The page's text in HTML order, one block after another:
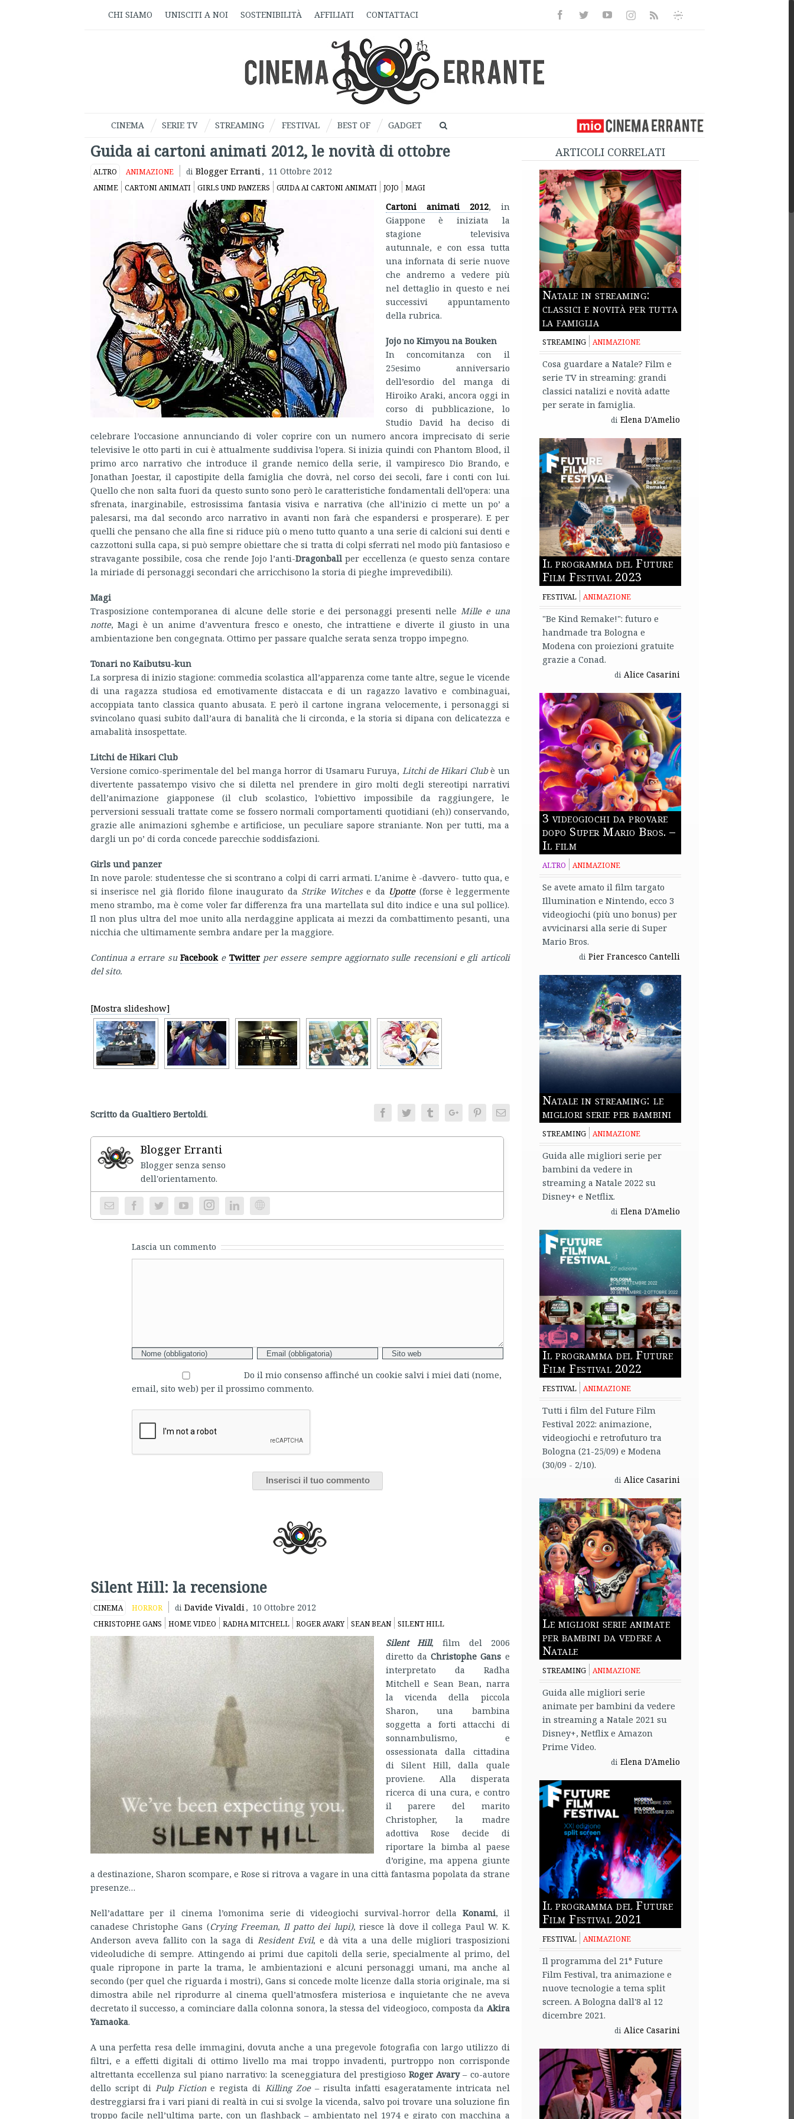
CHI SIAMO UNISCITI A NOI SOSTENIBILITÀ AFFILIATI CONTATTACI FacebookTwitterYoutubeInstagramRss
Informativa
CINEMA SERIE TV STREAMING FESTIVAL BEST OF GADGET
Guida ai cartoni animati 2012, le novità di ottobre
ALTRO ANIMAZIONE di Blogger Erranti, 11 Ottobre 2012
ANIME CARTONI ANIMATI GIRLS UND PANZERS GUIDA AI CARTONI ANIMATI JOJO MAGI
Cartoni animati 2012, in
Giappone è iniziata la
stagione televisiva
autunnale, e con essa tutta
una infornata di serie nuove
che andremo a vedere più
nel dettaglio in questo e nei
successivi appuntamento
della rubrica.
Jojo no Kimyou na Bouken
In concomitanza con il
25esimo anniversario
dell’esordio del manga di
Hiroiko Araki, ancora oggi in
corso di pubblicazione, lo
Studio David ha deciso di
celebrare l’occasione annunciando di voler coprire con un numero ancora imprecisato di serie
televisive le otto parti in cui è attualmente suddivisa l’opera. Si inizia quindi con Phantom Blood, il
primo arco narrativo che introduce il grande nemico della serie, il vampiresco Dio Brando, e
Jonathan Joestar, il capostipite della famiglia che dovrà, nel corso dei secoli, fare i conti con lui.
Quello che non salta fuori da questo sunto sono però le caratteristiche fondamentali dell’opera: una
sfrenata, inarginabile, estrosissima fantasia visiva e narrativa (che all’inizio ci mette un po’ a
palesarsi, ma dal secondo arco narrativo in avanti non farà che espandersi e prosperare). E per
quelli che pensano che alla fine si riduce più o meno tutto quanto a una serie di calcioni sui denti e
cazzottoni sulla capa, si può sempre obiettare che si tratta di colpi sferrati nel modo più fantasioso e
stravagante possibile, cosa che rende Jojo l’anti-Dragonball per eccellenza (e questo senza contare
la miriade di personaggi secondari che arricchisono la storia di pieghe imprevedibili).
Magi
Trasposizione contemporanea di alcune delle storie e dei personaggi presenti nelle Mille e una
notte, Magi è un anime d’avventura fresco e onesto, che intrattiene e diverte il giusto in una
ambientazione ben congegnata. Ottimo per passare qualche serata senza troppo impegno.
Tonari no Kaibutsu-kun
La sorpresa di inizio stagione: commedia scolastica all’apparenza come tante altre, segue le vicende
di una ragazza studiosa ed emotivamente distaccata e di un ragazzo lavativo e combinaguai,
accoppiata tanto classica quanto abusata. E però il cartone ingrana velocemente, i personaggi si
svincolano quasi subito dall’aura di banalità che li circonda, e la storia si dipana con delicatezza e
amabalità insospettate.
Litchi de Hikari Club
Versione comico-sperimentale del bel manga horror di Usamaru Furuya, Litchi de Hikari Clubè un
divertente passatempo visivo che si diletta nel prendere in giro molti degli stereotipi narrativi
dell’animazione giapponese (il club scolastico, l’obiettivo impossibile da raggiungere, le
perversioni sessuali trattate come se fossero normali comportamenti quotidiani (eh)) conservando,
grazie alle animazioni sghembe e artificiose, un peculiare sapore straniante. Non per tutti, ma a
dargli un po’ di corda concede parecchie soddisfazioni.
Girls und panzer
In nove parole: studentesse che si scontrano a colpi di carri armati. L’anime è -davvero- tutto qua, e
si inserisce nel già florido filone inaugurato da Strike Witchese da Upotte(forse è leggermente
meno strambo, ma è come voler far differenza fra una martellata sul dito indice e una sul pollice).
Il non plus ultra del moe unito alla nerdaggine applicata ai mezzi da combattimento pesanti, una
nicchia che ultimamente sembra andare per la maggiore.
Continua a errare su Facebook e Twitter per essere sempre aggiornato sulle recensioni e gli articoli
del sito.
[Mostra slideshow]
Scritto da Gualtiero Bertoldi. FacebookTwitter TumblrGoogle+PinterestEmail
Blogger Erranti
Blogger senza senso
dell'orientamento.
Instagram Website
Lascia un commento
Do il mio consenso affinché un cookie salvi i miei dati (nome,
email, sito web) per il prossimo commento.
Silent Hill: la recensione
CINEMA HORROR di Davide Vivaldi , 10 Ottobre 2012
CHRISTOPHE GANS HOME VIDEO RADHA MITCHELL ROGER AVARY SEAN BEAN SILENT HILL
Silent Hill, film del 2006
diretto da Christophe Gans e
interpretato da Radha
Mitchell e Sean Bean, narra
la vicenda della piccola
Sharon, una bambina
soggetta a forti attacchi di
sonnambulismo, e
ossessionata dalla cittadina
di Silent Hill, dalla quale
proviene. Alla disperata
ricerca di una cura, e contro
il parere del marito
Christopher, la madre
adottiva Rose decide di
riportare la bimba al paese
d’origine, ma appena giunte
a destinazione, Sharon scompare, e Rose si ritrova a vagare in una città fantasma popolata da strane
presenze…
Nell’adattare per il cinema l’omonima serie di videogiochi survival-horror della Konami, il
canadese Christophe Gans (Crying Freeman, Il patto dei lupi), riesce là dove il collega Paul W. K.
Anderson aveva fallito con la saga di Resident Evil, e dà vita a una delle migliori trasposizioni
videoludiche di sempre. Attingendo ai primi due capitoli della serie, specialmente al primo, del
quale ripropone in parte la trama, le ambientazioni e alcuni personaggi umani, ma anche al
secondo (per quel che riguarda i mostri), Gans si concede molte licenze dalla storia originale, ma si
dimostra abile nel riprodurre al cinema quell’atmosfera misteriosa e inquietante che ne aveva
decretato il successo, a cominciare dalla colonna sonora, la stessa del videogioco, composta da Akira
Yamaoka.
A una perfetta resa delle immagini, dovuta anche a una pregevole fotografia con largo utilizzo di
filtri, e a effetti digitali di ottimo livello ma mai troppo invadenti, purtroppo non corrisponde
altrettanta eccellenza sul piano narrativo: la sceneggiatura del prestigioso Roger Avary– co-autore
dello script di Pulp Fictione regista di Killing Zoe– risulta infatti esageratamente intricata nel
destreggiarsi fra i vari piani di realtà in cui si svolge la vicenda, salvo poi trovare una soluzione fin
troppo facile nell’ultima parte, con un flashback – ambientato nel 1974 e girato con macchina a
ARTICOLI CORRELATI
Natale in streaming:
classici e novità per tutta
la famiglia
STREAMING ANIMAZIONE
Cosa guardare a Natale? Film e
serie TV in streaming: grandi
classici natalizi e novità adatte
per serate in famiglia.
di Elena D'Amelio
Il programma del Future
Film Festival 2023
FESTIVAL ANIMAZIONE
"Be Kind Remake!": futuro e
handmade tra Bologna e
Modena con proiezioni gratuite
grazie a Conad.
di Alice Casarini
3 videogiochi da provare
dopo Super Mario Bros. –
Il film
ALTRO ANIMAZIONE
Se avete amato il film targato
Illumination e Nintendo, ecco 3
videogiochi (più uno bonus) per
avvicinarsi alla serie di Super
Mario Bros.
di Pier Francesco Cantelli
Natale in streaming: le
migliori serie per bambini
STREAMING ANIMAZIONE
Guida alle migliori serie per
bambini da vedere in
streaming a Natale 2022 su
Disney+ e Netflix.
di Elena D'Amelio
Il programma del Future
Film Festival 2022
FESTIVAL ANIMAZIONE
Tutti i film del Future Film
Festival 2022: animazione,
videogiochi e retrofuturo tra
Bologna (21-25/09) e Modena
(30/09 - 2/10).
di Alice Casarini
Le migliori serie animate
per bambini da vedere a
Natale
STREAMING ANIMAZIONE
Guida alle migliori serie
animate per bambini da vedere
in streaming a Natale 2021 su
Disney+, Netflix e Amazon
Prime Video.
di Elena D'Amelio
Il programma del Future
Film Festival 2021
FESTIVAL ANIMAZIONE
Il programma del 21° Future
Film Festival, tra animazione e
nuove tecnologie a tema split
screen. A Bologna dall'8 al 12
dicembre 2021.
di Alice Casarini